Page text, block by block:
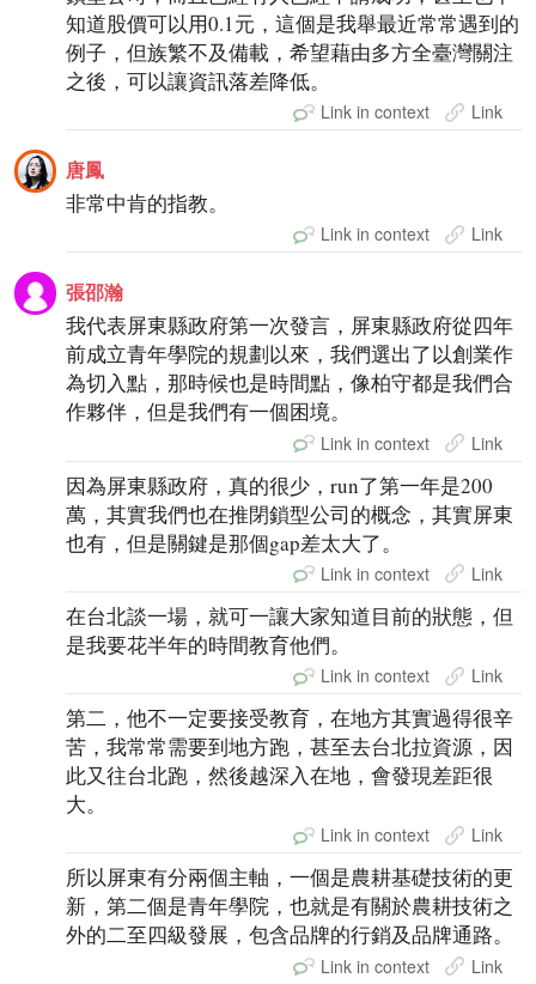
知道股價可以用0.1元，這個是我舉最近常常遇到的
例子，但族繁不及備載，希望藉由多方全臺灣關注
之後，可以讓資訊落差降低。
Link in context Link
唐鳳
非常中肯的指教。
Link in context Link
張邵瀚
我代表屏東縣政府第一次發言，屏東縣政府從四年
前成立青年學院的規劃以來，我們選出了以創業作
為切入點，那時候也是時間點，像柏守都是我們合
作夥伴，但是我們有一個困境。
Link in context Link
因為屏東縣政府，真的很少，run了第一年是200
萬，其實我們也在推閉鎖型公司的概念，其實屏東
也有，但是關鍵是那個gap差太大了。
Link in context Link
在台北談一場，就可一讓大家知道目前的狀態，但
是我要花半年的時間教育他們。
Link in context Link
第二，他不一定要接受教育，在地方其實過得很辛
苦，我常常需要到地方跑，甚至去台北拉資源，因
此又往台北跑，然後越深入在地，會發現差距很
大。
Link in context Link
所以屏東有分兩個主軸，一個是農耕基礎技術的更
新，第二個是青年學院，也就是有關於農耕技術之
外的二至四級發展，包含品牌的行銷及品牌通路。
Link in context Link